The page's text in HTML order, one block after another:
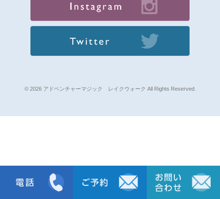
© 2026 アドベンチャーマジック レイクウォーク All Rights Reserved.